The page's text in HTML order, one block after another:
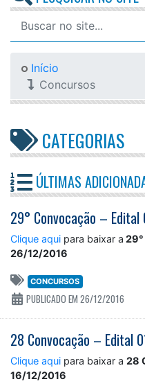
Início
Concursos
CATEGORIAS
ÚLTIMAS
29° Convocação – Edital
Clique aqui para baixar a
26/12/2016
CONCURSOS
PUBLICADO EM 26/12/2016
28 Convocação – Edital
Clique aqui para baixar a 28
16/12/2016